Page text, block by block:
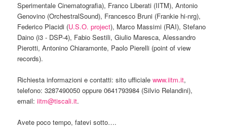
Sperimentale Cinematografia), Franco Liberati (IITM), Antonio
Genovino (OrchestralSound), Francesco Bruni (Frankie hi-nrg),
Federico Placidi (U.S.O. project), Marco Massimi (RAI), Stefano
Daino (i3 - DSP-4), Fabio Sestili, Giulio Maresca, Alessandro
Pierotti, Antonino Chiaramonte, Paolo Pierelli (point of view
records).
Richiesta informazioni e contatti: sito ufficialewww.iitm.it,
telefono: 3287490050 oppure 0641793984 (Silvio Relandini),
email:iitm@tiscali.it.
Avete poco tempo, fatevi sotto….